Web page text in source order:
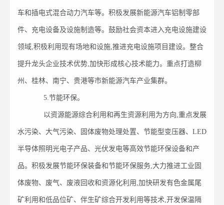
车和插电式混合动力汽车等。积极发展新能源汽车铝制零部
件、充电设备及设施制造等。鼓励社会资本进入充电设施建设
领域,积极利用现有场地和设施,推进充电设施项目建设。整合
提升龙头企业技术优势,加快形成核心技术能力。重点打造柳
州、桂林、南宁、贵港等市新能源汽车产业集群。
5.节能环保。
以资源能源综合利用和再生资源利用为方向,重点发展
水污染、大气污染、固体废物处理处置、节能型变压器、LED
半导体照明光电子产品、光伏发电等高效节能环保设备和产
品。积极发展节能环保装备和节能环保服务,大力推进工业固
体废物、废气、废液回收和资源化利用,加快研发有色金属尾
矿利用和低品位矿、伴生矿综合开发利用等技术,开发保温隔